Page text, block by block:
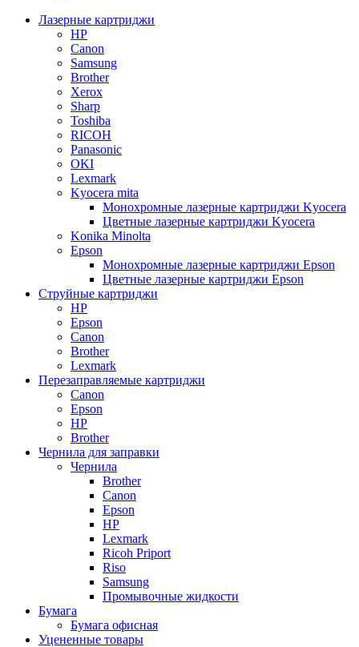
Лазерные картриджи
HP
Canon
Samsung
Brother
Xerox
Sharp
Toshiba
RICOH
Panasonic
OKI
Lexmark
Kyocera mita
Монохромные лазерные картриджи Kyocera
Цветные лазерные картриджи Kyocera
Konika Minolta
Epson
Монохромные лазерные картриджи Epson
Цветные лазерные картриджи Epson
Струйные картриджи
HP
Epson
Canon
Brother
Lexmark
Перезаправляемые картриджи
Canon
Epson
HP
Brother
Чернила для заправки
Чернила
Brother
Canon
Epson
HP
Lexmark
Ricoh Priport
Riso
Samsung
Промывочные жидкости
Бумага
Бумага офисная
Уцененные товары